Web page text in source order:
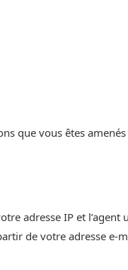
que vous êtes
adresse IP et l’agent
de votre adresse e-